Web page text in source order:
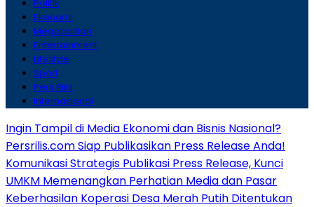
Politik
Ekonomi
Megapolitan
Entertainment
Lifestyle
Sport
Pers Rilis
Internasional
Ingin Tampil di Media Ekonomi dan Bisnis Nasional?
Persrilis.com Siap Publikasikan Press Release Anda!
Komunikasi Strategis Publikasi Press Release, Kunci
UMKM Memenangkan Perhatian Media dan Pasar
Keberhasilan Koperasi Desa Merah Putih Ditentukan